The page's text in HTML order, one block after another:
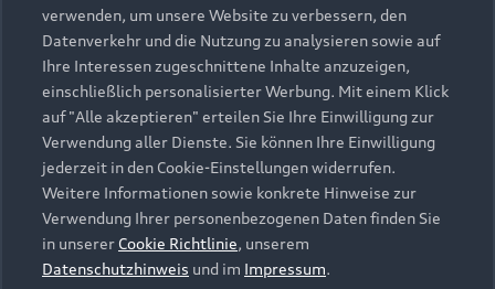
Modelle vergleichen
Elektromodelle
Plug-in-Hybride
Neuwagensuche
Gebrauchtwagensuche
Gebrauchtwagen
Finanzierung
Aktionen & Angebote
Geschäftskunden
Service & Zubehör
Saisonale Angebote
Audi Services
Garantie
Audi digital services
myAudi
Support
Kundenservice
Händlersuche
Audi Code
Über Audi
Unternehmen
Karriere
verwenden, um unsere Website zu verbessern, den
Datenverkehr und die Nutzung zu analysieren sowie auf
Ihre Interessen zugeschnittene Inhalte anzuzeigen,
einschließlich personalisierter Werbung. Mit einem Klick
auf "Alle akzeptieren" erteilen Sie Ihre Einwilligung zur
Verwendung aller Dienste. Sie können Ihre Einwilligung
jederzeit in den Cookie-Einstellungen widerrufen.
Weitere Informationen sowie konkrete Hinweise zur
Verwendung Ihrer personenbezogenen Daten finden Sie
in unserer Cookie Richtlinie, unserem
Datenschutzhinweis und im Impressum.